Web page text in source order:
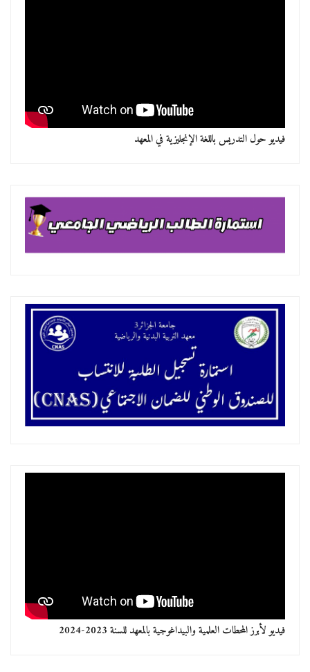
فيديو حول التدريس باللغة الإنجليزية في المعهد
فيديو لأبرز المحطات العلمية والبيداغوجية بالمعهد للسنة 2023-2024